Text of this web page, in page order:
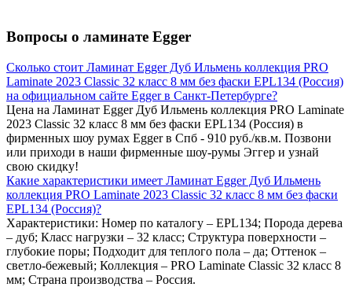
Вопросы о ламинате Egger
Сколько стоит Ламинат Egger Дуб Ильмень коллекция PRO
Laminate 2023 Classic 32 класс 8 мм без фаски EPL134 (Россия)
на официальном сайте Egger в Санкт-Петербурге?
Цена на Ламинат Egger Дуб Ильмень коллекция PRO Laminate
2023 Classic 32 класс 8 мм без фаски EPL134 (Россия) в
фирменных шоу румах Egger в Спб - 910 руб./кв.м. Позвони
или приходи в наши фирменные шоу-румы Эггер и узнай
свою скидку!
Какие характеристики имеет Ламинат Egger Дуб Ильмень
коллекция PRO Laminate 2023 Classic 32 класс 8 мм без фаски
EPL134 (Россия)?
Характеристики: Номер по каталогу – EPL134; Порода дерева
– дуб; Класс нагрузки – 32 класс; Структура поверхности –
глубокие поры; Подходит для теплого пола – да; Оттенок –
светло-бежевый; Коллекция – PRO Laminate Classic 32 класс 8
мм; Страна производства – Россия.